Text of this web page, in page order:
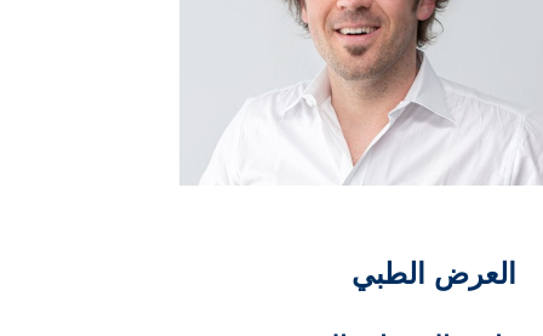
العرض الطبي